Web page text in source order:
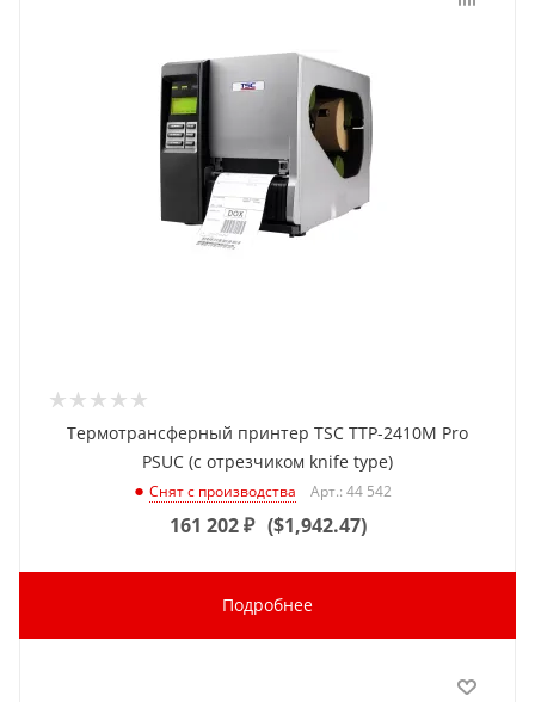
Термотрансферный принтер TSC TTP-2410M Pro
PSUC (с отрезчиком knife type)
Снят с производства Арт.: 44 542
161 202₽ ($1,942.47)
Подробнее